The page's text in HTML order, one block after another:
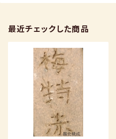
最近チェックした商品